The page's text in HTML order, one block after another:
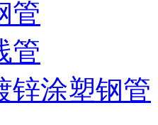
管
管
锌涂塑钢管